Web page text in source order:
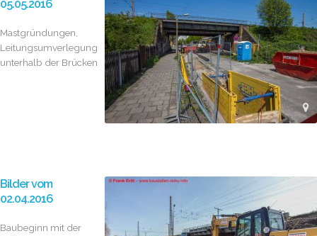
05.05.2016
Mastgründungen,
Leitungsumverlegung
unterhalb der Brücken
Bilder vom
02.04.2016
Baubeginn mit der